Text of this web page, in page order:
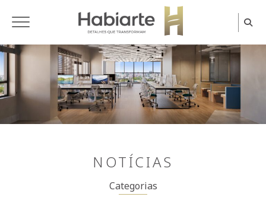
NOTÍCIAS
Categorias